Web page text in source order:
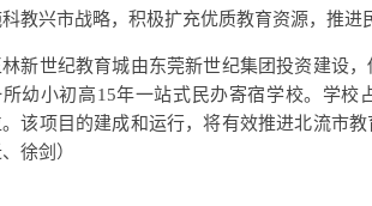
教兴市战略，积极扩充优质教育资源，推进
林新世纪教育城由东莞新世纪集团投资建设
幼小初高15年一站式民办寄宿学校。学校
该项目的建成和运行，将有效推进北流市
徐剑）